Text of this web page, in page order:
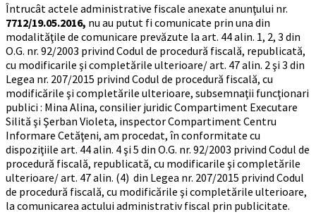
Întrucât actele administrative fiscale anexate anunţului nr.
7712/19.05.2016, nu au putut fi comunicate prin una din
modalităţile de comunicare prevăzute la art. 44 alin. 1, 2, 3 din
O.G. nr. 92/2003 privind Codul de procedură fiscală, republicată,
cu modificarile şi completările ulterioare/ art. 47 alin. 2 şi 3 din
Legea nr. 207/2015 privind Codul de procedură fiscală, cu
modificările şi completările ulterioare, subsemnaţii funcţionari
publici : Mina Alina, consilier juridic Compartiment Executare
Silită şi Şerban Violeta, inspector Compartiment Centru
Informare Cetăţeni, am procedat, în conformitate cu
dispoziţiile art. 44 alin. 4 şi 5 din O.G. nr. 92/2003 privind Codul de
procedură fiscală, republicată, cu modificarile şi completările
ulterioare/ art. 47 alin. (4) din Legea nr. 207/2015 privind Codul
de procedură fiscală, cu modificările şi completările ulterioare,
la comunicarea actului administrativ fiscal prin publicitate.